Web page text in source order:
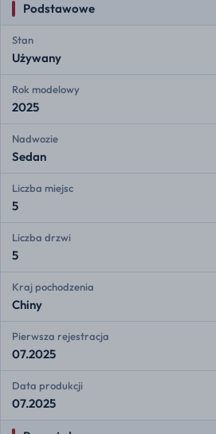
Podstawowe
Stan
Używany
Rok modelowy
2025
Nadwozie
Sedan
Liczba miejsc
5
Liczba drzwi
5
Kraj pochodzenia
Chiny
Pierwsza rejestracja
07.2025
Data produkcji
07.2025